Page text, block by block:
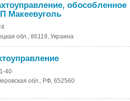
обособленное
Макеевуголь
обл., 86119, Украина
40
обл., РФ, 652560